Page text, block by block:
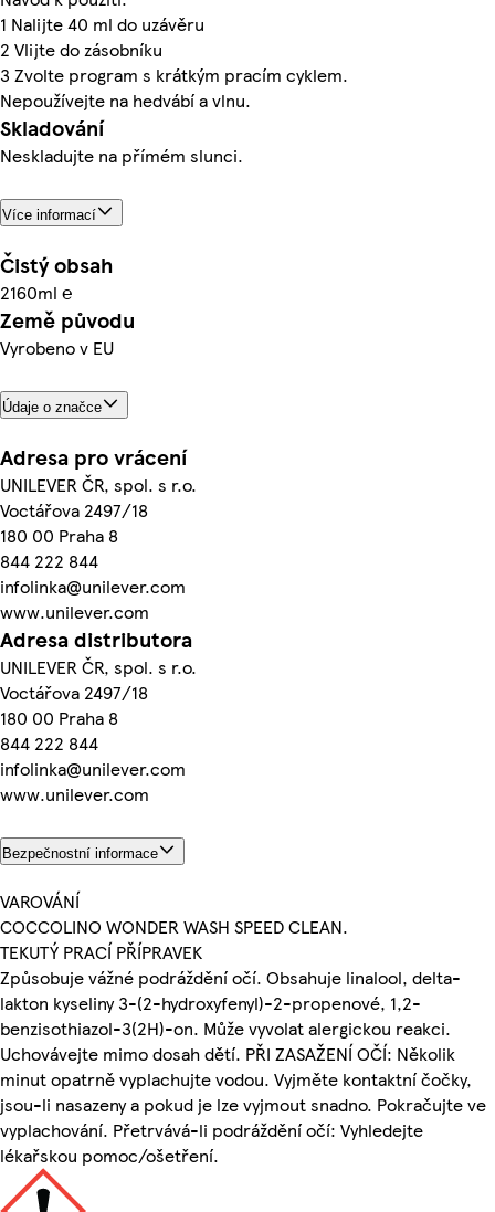
1 Nalijte 40 ml do uzávěru
2 Vlijte do zásobníku
3 Zvolte program s krátkým pracím cyklem.
Nepoužívejte na hedvábí a vlnu.
Skladování
Neskladujte na přímém slunci.
Více informací
Čistý obsah
2160ml ℮
Země původu
Vyrobeno v EU
Údaje o značce
Adresa pro vrácení
UNILEVER ČR, spol. s r.o.
Voctářova 2497/18
180 00 Praha 8
844 222 844
infolinka@unilever.com
www.unilever.com
Adresa distributora
UNILEVER ČR, spol. s r.o.
Voctářova 2497/18
180 00 Praha 8
844 222 844
infolinka@unilever.com
www.unilever.com
Bezpečnostní informace
VAROVÁNÍ
COCCOLINO WONDER WASH SPEED CLEAN.
TEKUTÝ PRACÍ PŘÍPRAVEK
Způsobuje vážné podráždění očí. Obsahuje linalool, delta-
lakton kyseliny 3-(2-hydroxyfenyl)-2-propenové, 1,2-
benzisothiazol-3(2H)-on. Může vyvolat alergickou reakci.
Uchovávejte mimo dosah dětí. PŘI ZASAŽENÍ OČÍ: Několik
minut opatrně vyplachujte vodou. Vyjměte kontaktní čočky,
jsou-li nasazeny a pokud je lze vyjmout snadno. Pokračujte ve
vyplachování. Přetrvává-li podráždění očí: Vyhledejte
lékařskou pomoc/ošetření.